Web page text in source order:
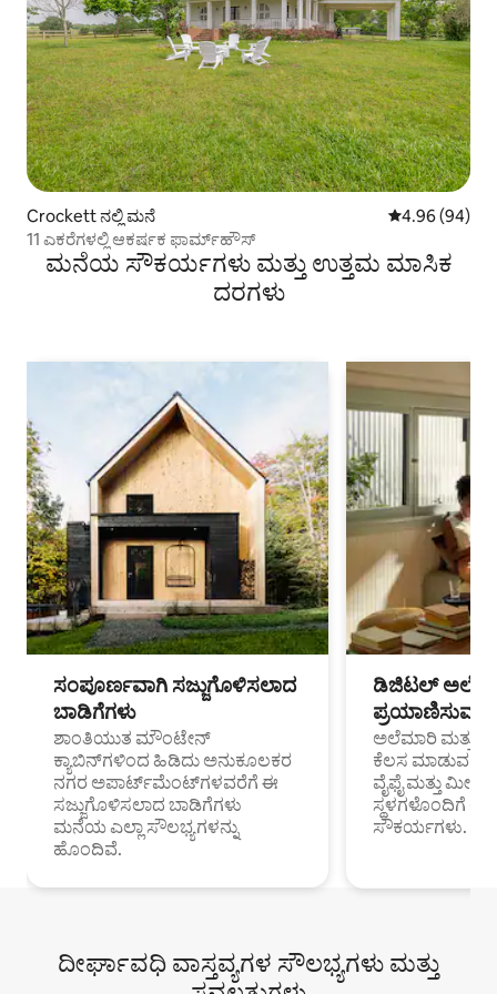
Crockett ನಲ್ಲಿ ಮನೆ 5 ರಲ್ಲಿ 4.96
4.96 (94)
11 ಎಕರೆಗಳಲ್ಲಿ ಆಕರ್ಷಕ ಫಾರ್ಮ್‌ಹೌಸ್
ಮನೆಯ ಸೌಕರ್ಯಗಳು ಮತ್ತು ಉತ್ತಮ ಮಾಸಿಕ
ದರಗಳು
ಸಂಪೂರ್ಣವಾಗಿ ಸಜ್ಜುಗೊಳಿಸಲಾದ
ಬಾಡಿಗೆಗಳು
ಶಾಂತಿಯುತ ಮೌಂಟೇನ್
ಕ್ಯಾಬಿನ್‌ಗಳಿಂದ ಹಿಡಿದು ಅನುಕೂಲಕರ
ನಗರ ಅಪಾರ್ಟ್‌ಮೆಂಟ್‌ಗಳವರೆಗೆ ಈ
ಸಜ್ಜುಗೊಳಿಸಲಾದ ಬಾಡಿಗೆಗಳು
ಮನೆಯ ಎಲ್ಲಾ ಸೌಲಭ್ಯಗಳನ್ನು
ಹೊಂದಿವೆ.
ಡಿಜಿಟಲ್
ಪ್ರಯಾಣಿಸುವ
ಅಲೆಮಾರಿ ಮತ್ತು
ಕೆಲಸ ಮಾಡುವ
ವೈಫೈ ಮತ್ತು
ಸ್ಥಳಗಳೊಂದಿಗೆ
ಸೌಕರ್ಯಗಳು.
ದೀರ್ಘಾವಧಿ ವಾಸ್ತವ್ಯಗಳ ಸೌಲಭ್ಯಗಳು ಮತ್ತು